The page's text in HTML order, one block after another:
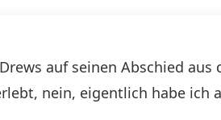
auf seinen Abschied
nein, eigentlich habe ich